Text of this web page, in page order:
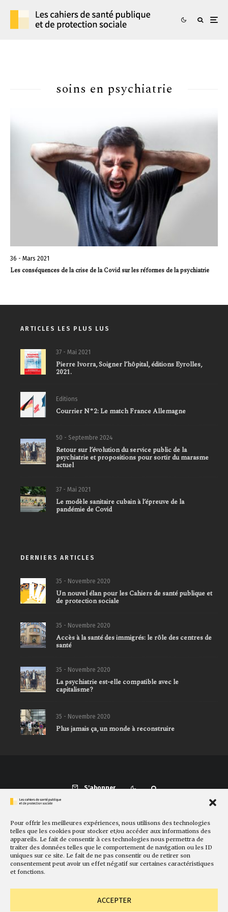
Pour offrir les meilleures expériences, nous utilisons des technologies
telles que les cookies pour stocker et/ou accéder aux informations des
appareils. Le fait de consentir à ces technologies nous permettra de
traiter des données telles que le comportement de navigation ou les ID
uniques sur ce site. Le fait de ne pas consentir ou de retirer son
consentement peut avoir un effet négatif sur certaines caractéristiques
et fonctions.
ACCEPTER
soins en psychiatrie
36 - Mars 2021
Les conséquences de la crise de la Covid sur les réformes de la psychiatrie
ARTICLES LES PLUS LUS
37 - Mai 2021
Pierre Ivorra, Soigner l’hôpital, éditions Eyrolles,
2021.
Editions
Courrier N°2: Le match France Allemagne
50 - Septembre 2024
Retour sur l’évolution du service public de la
psychiatrie et propositions pour sortir du marasme
actuel
37 - Mai 2021
Le modèle sanitaire cubain à l’épreuve de la
pandémie de Covid
DERNIERS ARTICLES
35 - Novembre 2020
Un nouvel élan pour les Cahiers de santé publique et
de protection sociale
35 - Novembre 2020
Accès à la santé des immigrés: le rôle des centres de
santé
35 - Novembre 2020
La psychiatrie est-elle compatible avec le
capitalisme?
35 - Novembre 2020
Plus jamais ça, un monde à reconstruire
S'abonner
Présentation Comité de rédaction Sites amis Contact
Newsletter Politique de cookies Faire un don